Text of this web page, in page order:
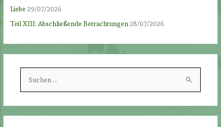
Liebe 29/07/2026
Teil XIII: Abschließende Betrachtungen 28/07/2026
h